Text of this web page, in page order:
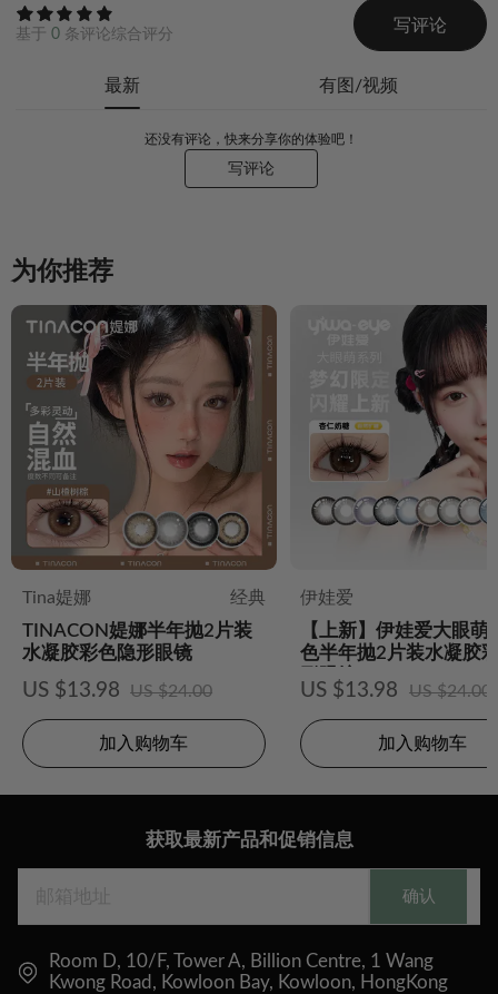
基于 0条评论综合评分
写评论
最新 有图/视频
还没有评论，快来分享你的体验吧！
写评论
为你推荐
Tina媞娜
经典
TINACON媞娜半年抛2片装
水凝胶彩色隐形眼镜
US $13.98 US $24.00
加入购物车
伊娃爱
【上新】伊娃爱大眼萌
色半年抛2片装水凝胶
形眼镜
US $13.98 US $24.00
加入购物车
获取最新产品和促销信息
确认
Room D, 10/F, Tower A, Billion Centre, 1 Wang
Kwong Road, Kowloon Bay, Kowloon, HongKong